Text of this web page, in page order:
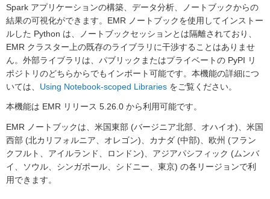
Spark アプリケーションの構築、データ分析、ノートブックからの
結果の可視化ができます。EMR ノートブックを使用してインストー
ルした Python は、ノートブックセッションとは隔離されており、
EMR クラスター上の既存のライブラリに干渉することはありませ
ん。外部ライブラリは、パブリックまたはプライベートの PyPI リ
ポジトリのどちらからでもインポート可能です。本機能の詳細につ
いては、 Using Notebook-scoped Libraries をご覧ください。
本機能は EMR リリース 5.26.0 から利用可能です。
EMR ノートブックは、米国東部 (バージニア北部、オハイオ)、米国
西部 (北カリフォルニア、オレゴン)、カナダ (中部)、欧州 (フラン
クフルト、アイルランド、ロンドン)、アジアパシフィック (ムンバ
イ、ソウル、シンガポール、シドニー、東京) の各リージョンで利
用できます。